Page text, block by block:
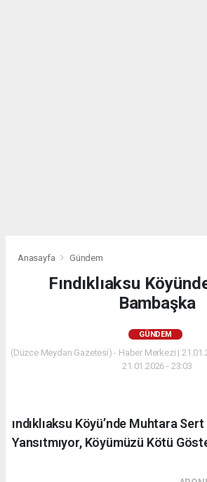
Anasayfa Gündem
Fındıklıaksu
Bambaşka
GÜNDEM
(Düzce Meydan Gazetesi) - Haber Merkezi |
21.01.2026 - 23:03
ındıklıaksu Köyü’nde Muhtara
Yansıtmıyor, Köyümüzü Kötü